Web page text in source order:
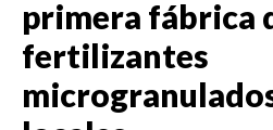
primera fábrica
fertilizantes